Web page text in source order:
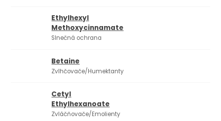
Ethylhexyl
Methoxycinnamate
Slnečná ochrana
Betaine
Zvlhčovače/Humektanty
Cetyl
Ethylhexanoate
Zvláčňovače/Emolienty